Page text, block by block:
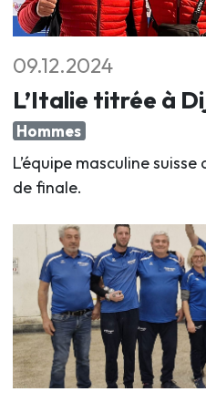
09.12.2024
L’Italie titrée à
Hommes
L’équipe masculine
de finale.